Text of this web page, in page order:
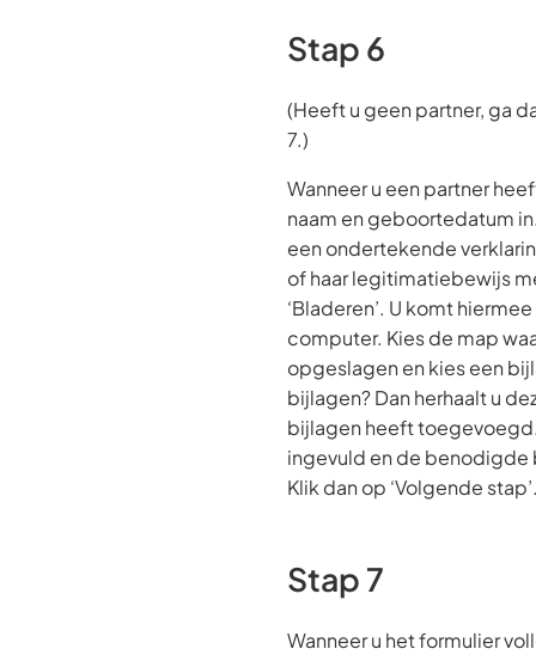
Stap 6
(Heeft u geen partner, ga
7.)
Wanneer u een partner
naam en geboortedatum
een ondertekende
of haar legitimatiebewijs
‘Bladeren’. U komt
computer. Kies de map
opgeslagen en kies een
bijlagen? Dan herhaalt u
bijlagen heeft
ingevuld en de
Klik dan op ‘Volgende
Stap 7
Wanneer u het formulier